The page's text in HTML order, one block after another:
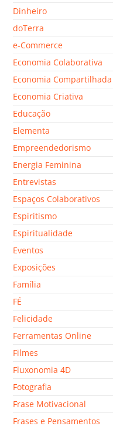
Dinheiro
doTerra
e-Commerce
Economia Colaborativa
Economia Compartilhada
Economia Criativa
Educação
Elementa
Empreendedorismo
Energia Feminina
Entrevistas
Espaços Colaborativos
Espiritismo
Espiritualidade
Eventos
Exposições
Família
FÉ
Felicidade
Ferramentas Online
Filmes
Fluxonomia 4D
Fotografia
Frase Motivacional
Frases e Pensamentos